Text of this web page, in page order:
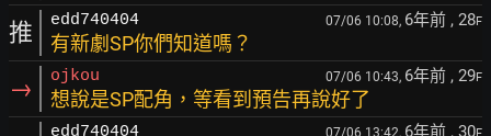
推 edd740404 07/06 10:08, 6年前 , 28F
有新劇SP你們知道嗎？
→ ojkou 07/06 10:43, 6年前 , 29F
想說是SP配角，等看到預告再說好了
edd740404 07/06 13:42, 6年前 , 30F